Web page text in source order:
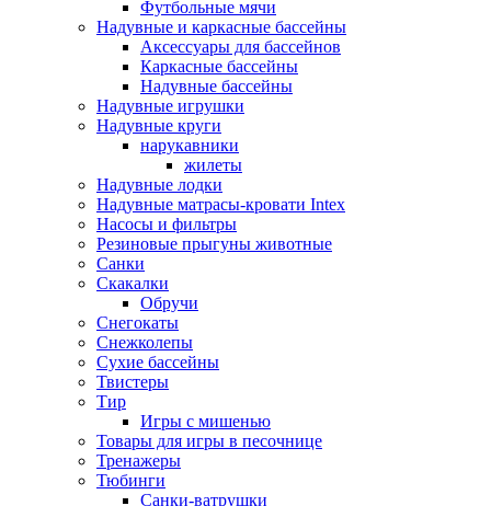
Футбольные мячи
Надувные и каркасные бассейны
Аксессуары для бассейнов
Каркасные бассейны
Надувные бассейны
Надувные игрушки
Надувные круги
нарукавники
жилеты
Надувные лодки
Надувные матрасы-кровати Intex
Насосы и фильтры
Резиновые прыгуны животные
Санки
Скакалки
Обручи
Снегокаты
Снежколепы
Сухие бассейны
Твистеры
Тир
Игры с мишенью
Товары для игры в песочнице
Тренажеры
Тюбинги
Санки-ватрушки